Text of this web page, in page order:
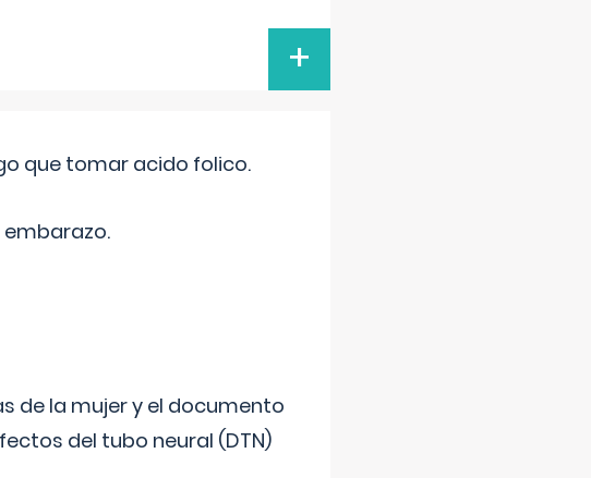
+
que tomar acido folico.
de la mujer y el documento
del tubo neural (DTN)